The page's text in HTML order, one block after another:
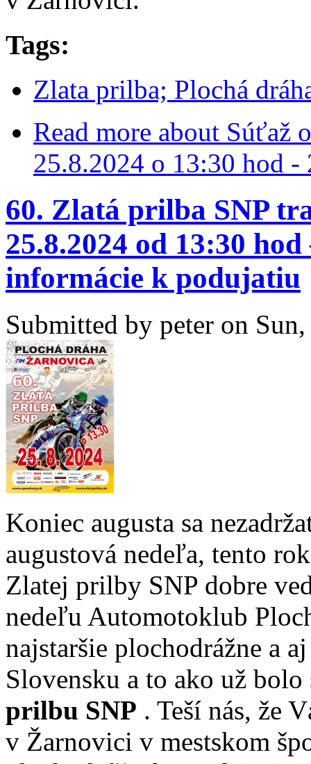
Tags:
Zlata prilba; Plochá
Read more about Súťaž
25.8.2024 o 13:30 hod -
60. Zlatá prilba SNP
25.8.2024 od 13:30
informácie k podujatiu
Submitted by peter on
Koniec augusta sa
augustová nedeľa, tento
Zlatej prilby SNP dobre
nedeľu Automotoklub
najstaršie plochodrážne a
Slovensku a to ako už
prilbu SNP . Teší nás, že
v Žarnovici v mestskom